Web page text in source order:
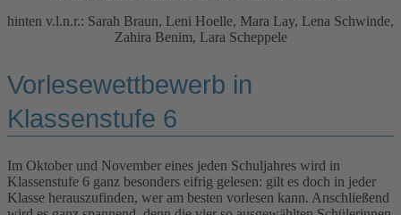
hinten v.l.n.r.: Sarah Braun, Leni Hoelle, Mara Lay, Lena Schwinde,
Zahira Benim, Lara Scheppele
Vorlesewettbewerb in
Klassenstufe 6
Im Oktober und November eines jeden Schuljahres wird in
Klassenstufe 6 ganz besonders eifrig gelesen: gilt es doch in jeder
Klasse herauszufinden, wer am besten vorlesen kann. Anschließend